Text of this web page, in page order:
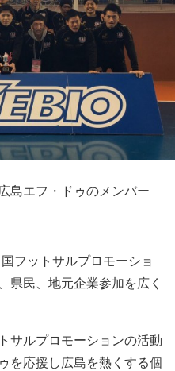
島エフ・ドゥのメンバー
フットサルプロモーショ
県民、地元企業参加を広く
サルプロモーションの活動
を応援し広島を熱くする個